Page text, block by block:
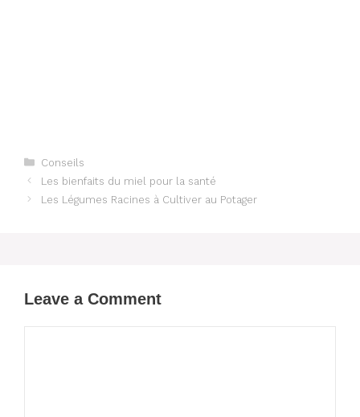
Categories
Conseils
Les bienfaits du miel pour la santé
Les Légumes Racines à Cultiver au Potager
Leave a Comment